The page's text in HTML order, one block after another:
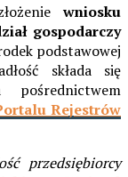
wniosku
gospodarczy
podstawowej
składa się
Rejestrów
przedsiębiorcy